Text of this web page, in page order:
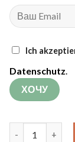
Ich
Datenschutz.
Количество